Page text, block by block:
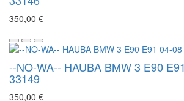
350,00 €
--NO-WA-- HAUBA BMW 3 E90
33149
350,00 €